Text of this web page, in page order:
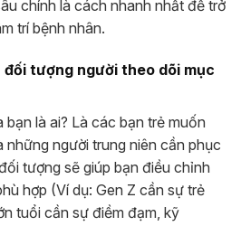
chính là cách nhanh nhất để trở
trí bệnh nhân.
đối tượng người theo dõi mục
là ai? Là các bạn trẻ muốn
những người trung niên cần phục
tượng sẽ giúp bạn điều chỉnh
hợp (Ví dụ: Gen Z cần sự trẻ
tuổi cần sự điềm đạm, kỹ